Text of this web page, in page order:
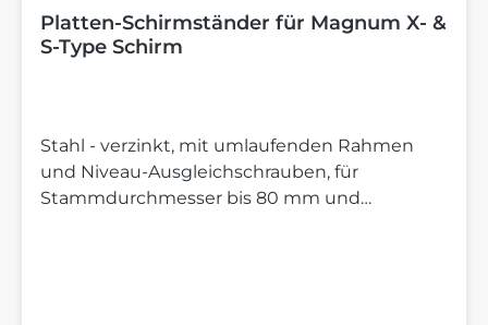
Platten-Schirmständer für Magnum X- &
S-Type Schirm
Stahl - verzinkt, mit umlaufenden Rahmen
und Niveau-Ausgleichschrauben, für
Stammdurchmesser bis 80 mm und